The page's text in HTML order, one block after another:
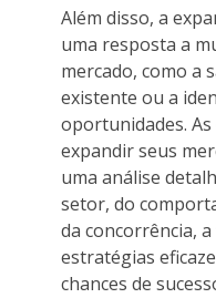
Além disso, a
uma resposta a
mercado, como a
existente ou a
oportunidades.
expandir seus
uma análise
setor, do
da concorrência,
estratégias
chances de